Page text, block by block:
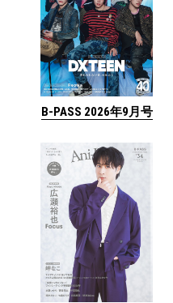
B-PASS 2026年9月号